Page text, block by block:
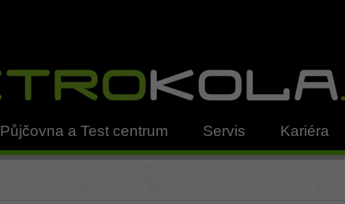
Půjčovna a Test centrum Servis Kariéra